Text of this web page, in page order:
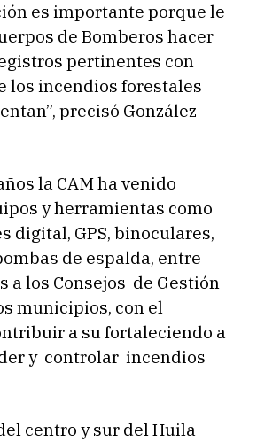
es importante porque le
de Bomberos hacer
pertinentes con
los incendios forestales
precisó González
la CAM ha venido
y herramientas como
digital, GPS, binoculares,
de espalda, entre
a los Consejos de Gestión
municipios, con el
a su fortaleciendo a
y controlar incendios
centro y sur del Huila